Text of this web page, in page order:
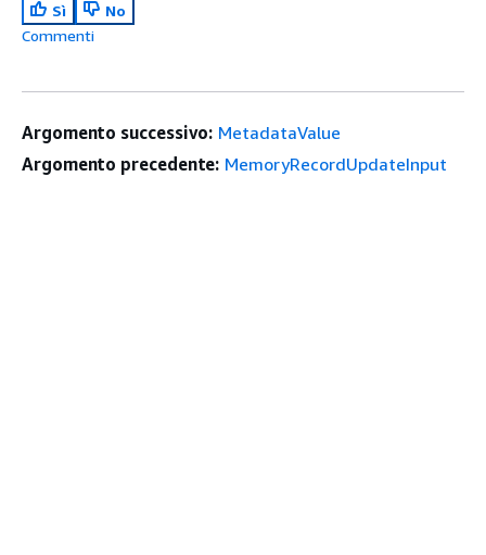
Sì
No
Commenti
Argomento successivo: MetadataValue
Argomento precedente: MemoryRecordUpdateInput